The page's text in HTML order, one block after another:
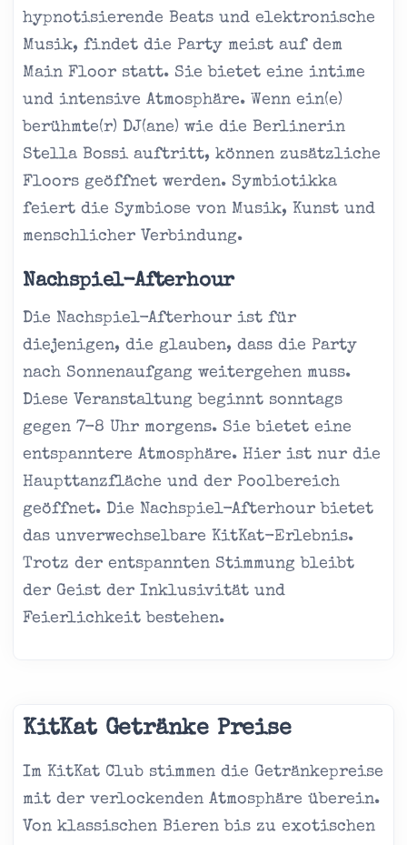
hypnotisierende Beats und elektronische
Musik, findet die Party meist auf dem
Main Floor statt. Sie bietet eine intime
und intensive Atmosphäre. Wenn ein(e)
berühmte(r) DJ(ane) wie die Berlinerin
Stella Bossi auftritt, können zusätzliche
Floors geöffnet werden. Symbiotikka
feiert die Symbiose von Musik, Kunst und
menschlicher Verbindung.
Nachspiel-Afterhour
Die Nachspiel-Afterhour ist für
diejenigen, die glauben, dass die Party
nach Sonnenaufgang weitergehen muss.
Diese Veranstaltung beginnt sonntags
gegen 7-8 Uhr morgens. Sie bietet eine
entspanntere Atmosphäre. Hier ist nur die
Haupttanzfläche und der Poolbereich
geöffnet. Die Nachspiel-Afterhour bietet
das unverwechselbare KitKat-Erlebnis.
Trotz der entspannten Stimmung bleibt
der Geist der Inklusivität und
Feierlichkeit bestehen.
KitKat Getränke Preise
Im KitKat Club stimmen die Getränkepreise
mit der verlockenden Atmosphäre überein.
Von klassischen Bieren bis zu exotischen